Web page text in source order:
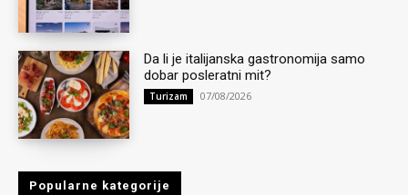
Da li je italijanska gastronomija samo
dobar posleratni mit?
Turizam 07/08/2026
Popularne kategorije